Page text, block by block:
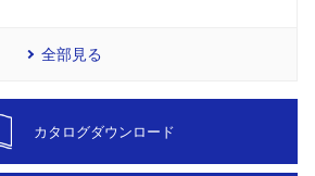
全部見る
カタログダウンロード